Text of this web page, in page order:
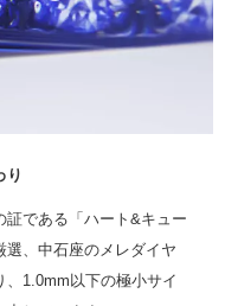
り
である「ハート&キュー
選、中石座のメレダイヤ
1.0mm以下の極小サイ